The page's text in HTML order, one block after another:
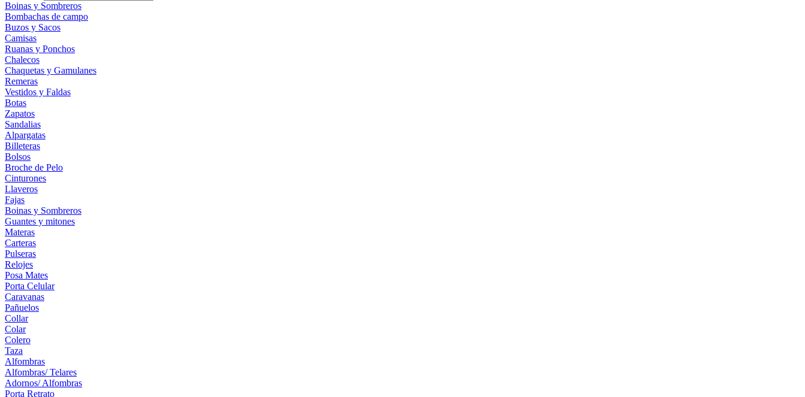
Boinas y Sombreros
Bombachas de campo
Buzos y Sacos
Camisas
Ruanas y Ponchos
Chalecos
Chaquetas y Gamulanes
Remeras
Vestidos y Faldas
Botas
Zapatos
Sandalias
Alpargatas
Billeteras
Bolsos
Broche de Pelo
Cinturones
Llaveros
Fajas
Boinas y Sombreros
Guantes y mitones
Materas
Carteras
Pulseras
Relojes
Posa Mates
Porta Celular
Caravanas
Pañuelos
Collar
Colar
Colero
Taza
Alfombras
Alfombras/ Telares
Adornos/ Alfombras
Porta Retrato